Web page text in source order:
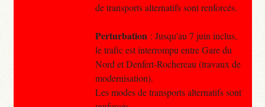
de transports alternatifs sont renforcés.
Perturbation : Jusqu'au 7 juin inclus,
le trafic est interrompu entre Gare du
Nord et Denfert-Rochereau (travaux de
modernisation).
Les modes de transports alternatifs sont